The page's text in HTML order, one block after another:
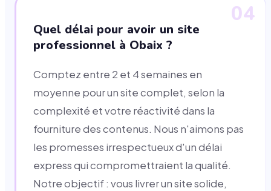
04
Quel délai pour avoir un site
professionnel à Obaix ?
Comptez entre 2 et 4 semaines en
moyenne pour un site complet, selon la
complexité et votre réactivité dans la
fourniture des contenus. Nous n'aimons pas
les promesses irrespectueux d'un délai
express qui compromettraient la qualité.
Notre objectif : vous livrer un site solide,